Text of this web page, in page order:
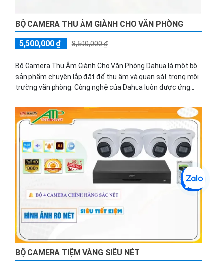
BỘ CAMERA THU ÂM GIÀNH CHO VĂN PHÒNG
5,500,000 ₫ 8,500,000 ₫
Bộ Camera Thu Âm Giành Cho Văn Phòng Dahua là một bộ
sản phẩm chuyên lắp đặt để thu âm và quan sát trong môi
trường văn phòng. Công nghệ của Dahua luôn được ứng
hiệu suất tối ưu.
Bộ camera này được trang bị chức năng vượt trội thu âm,
giúp bạn có thể ghi lại âm thanh rõ ràng và chân thực
BỘ CAMERA TIỆM VÀNG SIÊU NÉT